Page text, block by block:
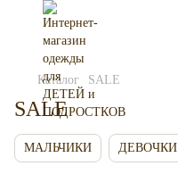
Каталог SALE
SALE
МАЛЬЧИКИ ДЕВОЧКИ